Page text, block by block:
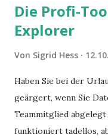
Die Profi-
Explorer
Von Sigrid Hess
Haben Sie bei der
geärgert, wenn Sie
Teammitglied
funktioniert tadellos,